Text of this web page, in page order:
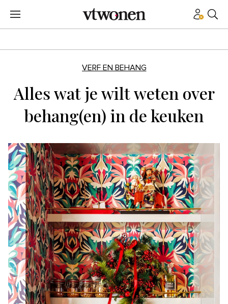
VERF EN BEHANG
Alles wat je wilt weten over
behang(en) in de keuken